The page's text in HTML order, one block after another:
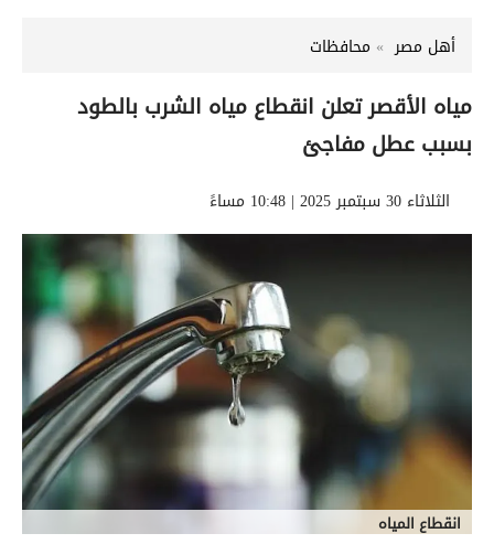
أهل مصر محافظات
مياه الأقصر تعلن انقطاع مياه الشرب بالطود
بسبب عطل مفاجئ
الثلاثاء 30 سبتمبر 2025 | 10:48 مساءً
انقطاع المياه